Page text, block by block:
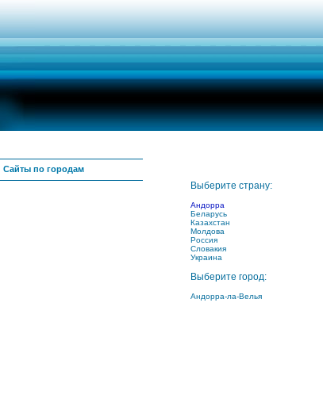
Сайты по городам
Выберите страну:
Андорра
Беларусь
Казахстан
Молдова
Россия
Словакия
Украина
Выберите город:
Андорра-ла-Велья